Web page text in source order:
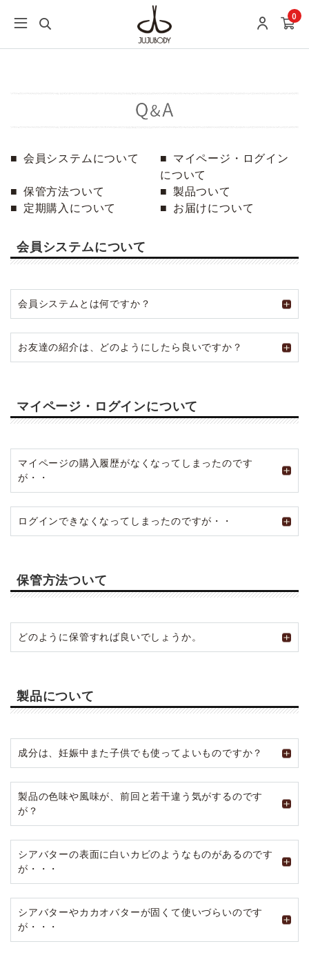
0
会員システムについて
マイページ・ログイン
について
保管方法ついて
製品ついて
定期購入について
お届けについて
会員システムについて
会員システムとは何ですか？
お友達の紹介は、どのようにしたら良いですか？
マイページ・ログインについて
マイページの購入履歴がなくなってしまったのです
が・・
ログインできなくなってしまったのですが・・
保管方法ついて
どのように保管すれば良いでしょうか。
製品について
成分は、妊娠中また子供でも使ってよいものですか？
製品の色味や風味が、前回と若干違う気がするのです
が？
シアバターの表面に白いカビのようなものがあるのです
が・・・
シアバターやカカオバターが固くて使いづらいのです
が・・・